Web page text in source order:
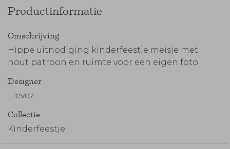
Productinformatie
Omschrijving
Hippe uitnodiging kinderfeestje meisje met
hout patroon en ruimte voor een eigen foto.
Designer
Lievez
Collectie
Kinderfeestje